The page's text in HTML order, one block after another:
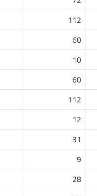
112
60
10
60
112
12
31
9
28